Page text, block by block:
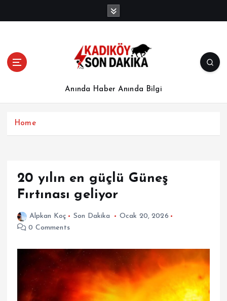
Anında Haber Anında Bilgi
Home
20 yılın en güçlü Güneş
Fırtınası geliyor
Alpkan Koç Son Dakika
Ocak 20, 2026
0 Comments